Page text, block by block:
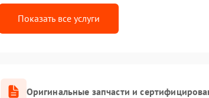
Показать все услуги
Оригинальные запчасти и